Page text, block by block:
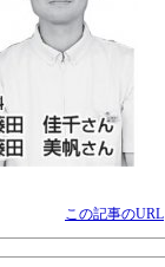
この記事のURL